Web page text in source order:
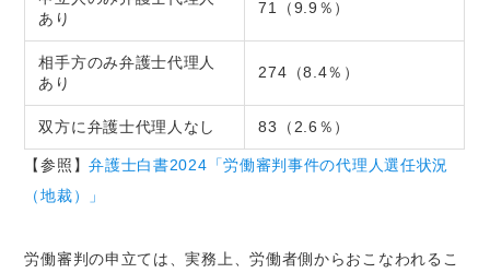
あり
71（9.9％）
相手方のみ弁護士代理人
あり
274（8.4％）
双方に弁護士代理人なし 83（2.6％）
【参照】弁護士白書2024「労働審判事件の代理人選任状況
（地裁）」
労働審判の申立ては、実務上、労働者側からおこなわれるこ